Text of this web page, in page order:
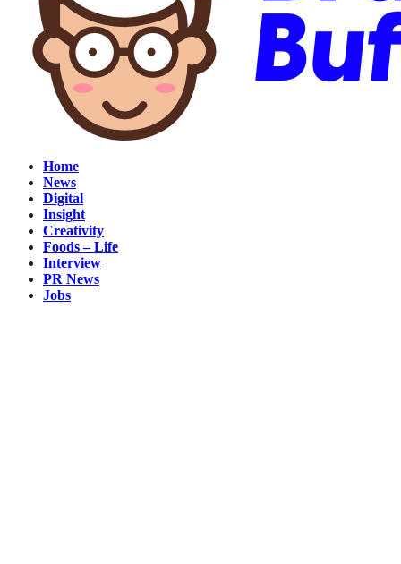
Home
News
Digital
Insight
Creativity
Foods – Life
Interview
PR News
Jobs